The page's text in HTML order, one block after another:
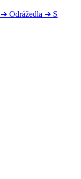
➔ Odrážedla ➔ S